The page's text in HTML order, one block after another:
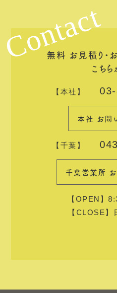
Contact
無料 お見積り・
こちら
【本社】
本社 お問
【千葉】
千葉営業所
【OPEN】
【CLOSE】